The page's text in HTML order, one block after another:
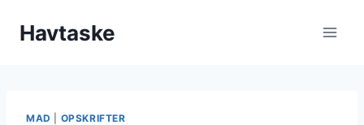
Havtaske
MAD OPSKRIFTER